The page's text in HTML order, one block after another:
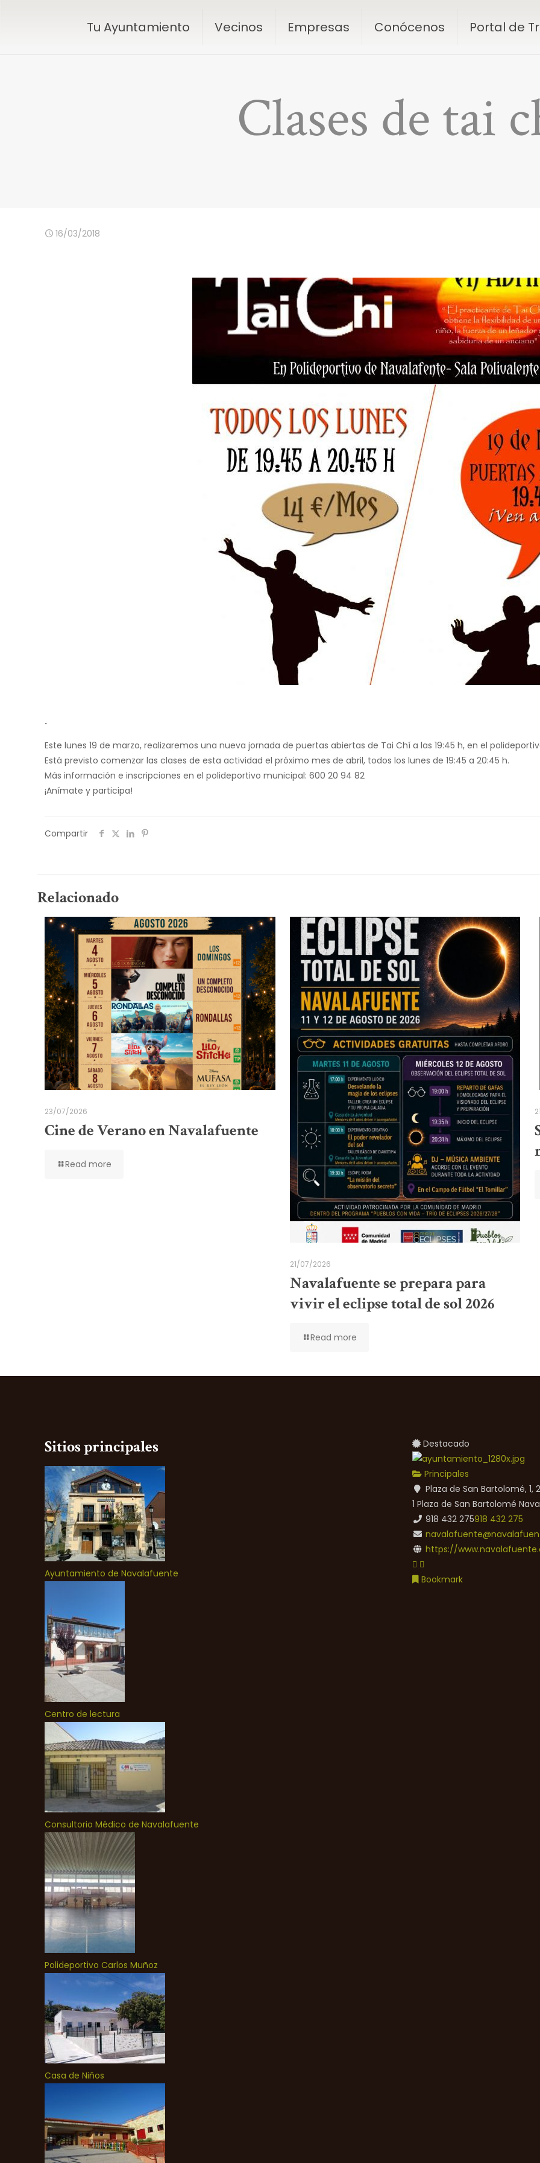
Tu Ayuntamiento Vecinos Empresas Conócenos Portal de
Clases de tai
16/03/2018
.
Este lunes 19 de marzo, realizaremos una nueva jornada de puertas abiertas de Tai Chí a las 19:45 h, en el
Está previsto comenzar las clases de esta actividad el próximo mes de abril, todos los lunes de 19:45 a 20:45 h.
Más información e inscripciones en el polideportivo municipal: 600 20 94 82
¡Anímate y participa!
Compartir
Relacionado
23/07/2026
Cine de Verano en Navalafuente
Read more
21/07/2026
Navalafuente se prepara para
vivir el eclipse total de sol 2026
Read more
Sitios principales
Ayuntamiento de Navalafuente
Centro de lectura
Consultorio Médico de Navalafuente
Polideportivo Carlos Muñoz
Casa de Niños
Destacado
Principales
Plaza de San Bartolomé,
1 Plaza de San Bartolomé
918 432 275918 432 275
https://
Bookmark